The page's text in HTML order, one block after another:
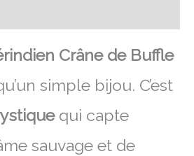
Crâne de Buffle
simple bijou. C’est
qui capte
sauvage et de